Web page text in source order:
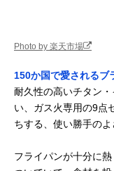
Photo by 楽天市場
150か国で愛されるブ
耐久性の高いチタン
い、ガス火専用の9点
ちする、使い勝手のよ
フライパンが十分に熱